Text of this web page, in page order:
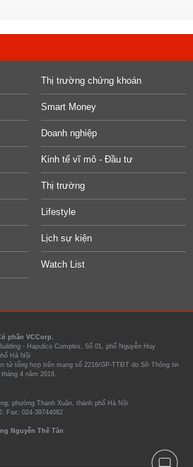
Thị trường chứng khoán
Smart Money
Doanh nghiệp
Kinh tế vĩ mô - Đầu tư
Thị trường
Lifestyle
Lịch sự kiện
Watch List
phần VCCorp.
- Hapulico Complex, Số 01, phố Nguyễn Huy
Hà Nội
tử tổng hợp trên mạng số 2216/GP-TTĐT do Sở Thông tin
4 năm 2019.
phường Thanh Xuân, thành phố Hà Nội
Fax: 024-39744082
Nguyễn Thế Tân